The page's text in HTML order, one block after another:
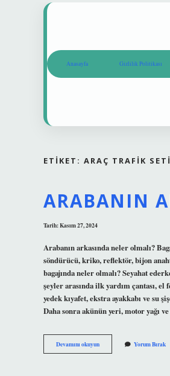
Anasayfa Gizlilik Politikası
ETIKET: ARAÇ TRAFIK
ARABANIN
Tarih: Kasım 27, 2024
Arabanın arkasında neler olmalı?
söndürücü, kriko, reflektör, bijon
bagajında neler olmalı? Seyahat
şeyler arasında ilk yardım çantası,
yedek kıyafet, ekstra ayakkabı ve su
Daha sonra akünün yeri, motor yağı
Devamını okuyunArabanın
Arkasında
Yorum Bırak